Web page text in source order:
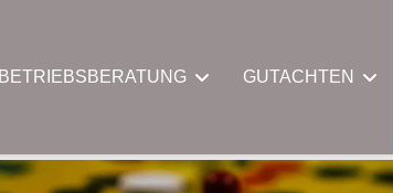
BETRIEBSBERATUNG GUTACHTEN